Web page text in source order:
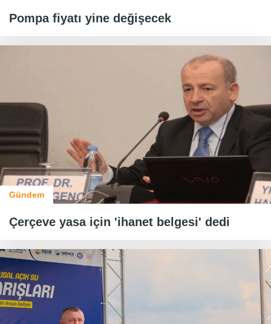
Pompa fiyatı yine değişecek
Gündem
Çerçeve yasa için 'ihanet belgesi' dedi